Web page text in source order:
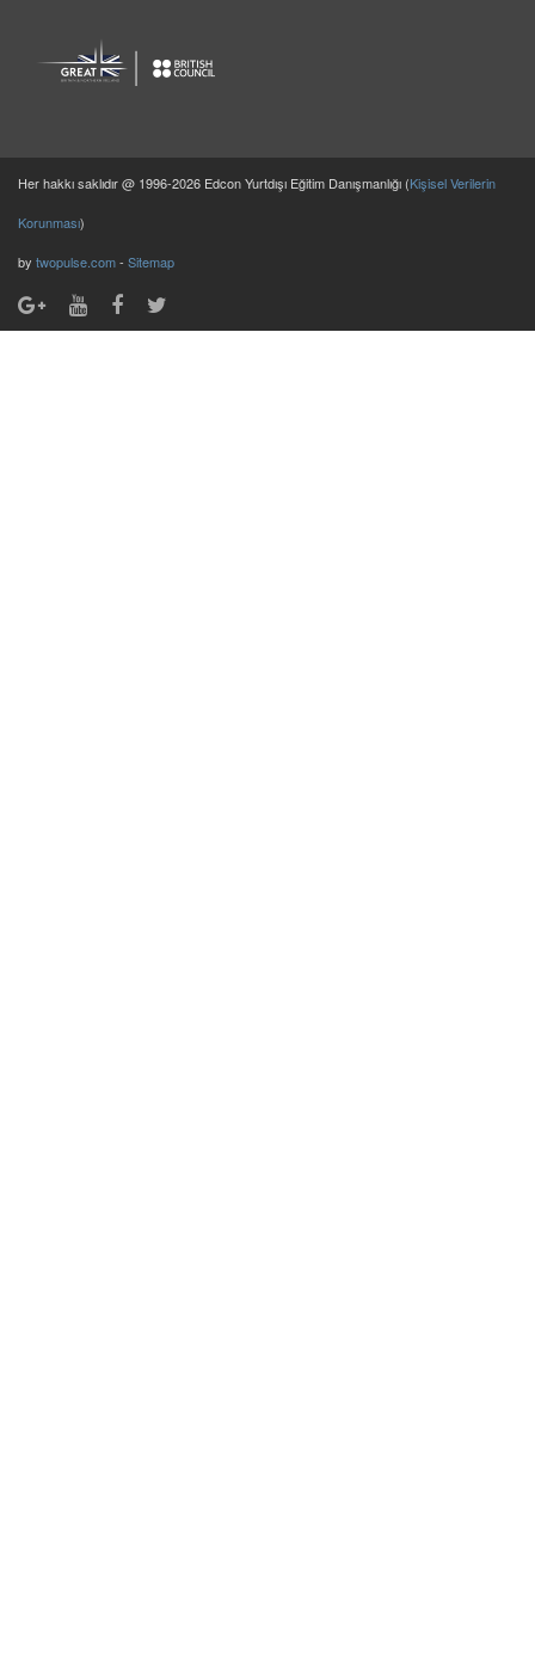
Her hakkı saklıdır @ 1996-2026 Edcon Yurtdışı Eğitim Danışmanlığı (Kişisel Verilerin
Korunması)
by twopulse.com- Sitemap